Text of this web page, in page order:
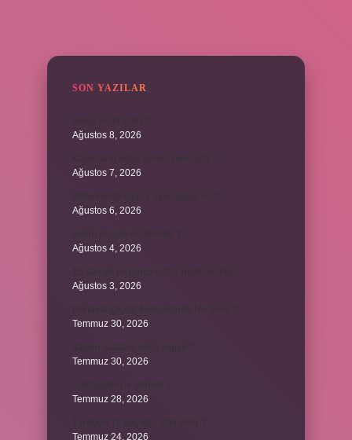
SON YAZILAR
Ağustos 8, 2026
Ağustos 7, 2026
Ağustos 6, 2026
Ağustos 4, 2026
Ağustos 3, 2026
Temmuz 30, 2026
Temmuz 30, 2026
Temmuz 28, 2026
Temmuz 24, 2026